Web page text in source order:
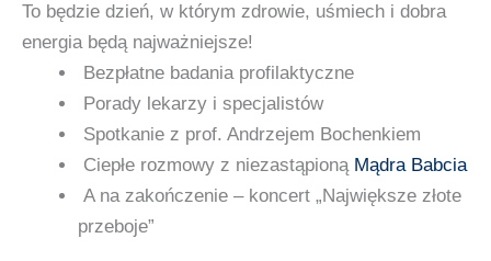
To będzie dzień, w którym zdrowie, uśmiech i dobra
energia będą najważniejsze!
Bezpłatne badania profilaktyczne
Porady lekarzy i specjalistów
Spotkanie z prof. Andrzejem Bochenkiem
Ciepłe rozmowy z niezastąpioną Mądra Babcia
A na zakończenie – koncert „Największe złote
przeboje”